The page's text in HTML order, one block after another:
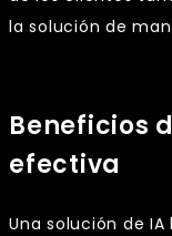
la solución de
Beneficios
efectiva
Una solución de